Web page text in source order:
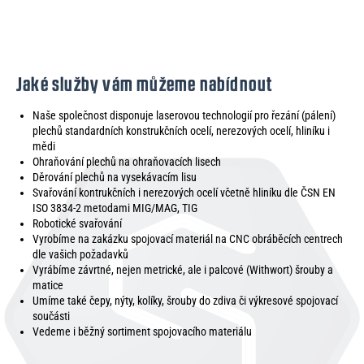
Jaké služby vám můžeme nabídnout
Naše společnost disponuje laserovou technologií pro řezání (pálení)
plechů standardních konstrukčních ocelí, nerezových ocelí, hliníku i
mědi
Ohraňování plechů na ohraňovacích lisech
Děrování plechů na vysekávacím lisu
Svařování kontrukčních i nerezových ocelí včetně hliníku dle ČSN EN
ISO 3834-2 metodami MIG/MAG, TIG
Robotické svařování
Vyrobíme na zakázku spojovací materiál na CNC obráběcích centrech
dle vašich požadavků
Vyrábíme závrtné, nejen metrické, ale i palcové (Withwort) šrouby a
matice
Umíme také čepy, nýty, kolíky, šrouby do zdiva či výkresové spojovací
součásti
Vedeme i běžný sortiment spojovacího materiálu